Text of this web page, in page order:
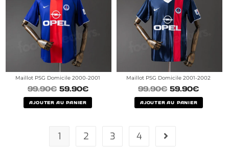
Maillot PSG Domicile 2000-2001
99.90€ 59.90€
AJOUTER AU PANIER
Maillot PSG Domicile 2001-2002
99.90€ 59.90€
AJOUTER AU PANIER
1 2 3 4